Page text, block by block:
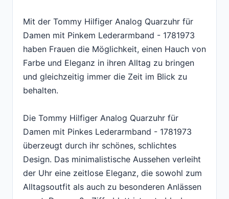
Mit der Tommy Hilfiger Analog Quarzuhr für
Damen mit Pinkem Lederarmband - 1781973
haben Frauen die Möglichkeit, einen Hauch von
Farbe und Eleganz in ihren Alltag zu bringen
und gleichzeitig immer die Zeit im Blick zu
behalten.
Die Tommy Hilfiger Analog Quarzuhr für
Damen mit Pinkes Lederarmband - 1781973
überzeugt durch ihr schönes, schlichtes
Design. Das minimalistische Aussehen verleiht
der Uhr eine zeitlose Eleganz, die sowohl zum
Alltagsoutfit als auch zu besonderen Anlässen